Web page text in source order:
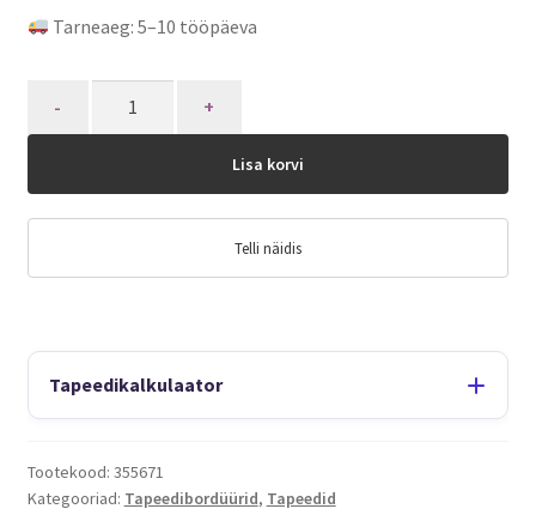
Tarneaeg: 5–10 tööpäeva
Lisa korvi
Telli näidis
Tapeedikalkulaator
Tootekood: 355671
Kategooriad: Tapeedibordüürid, Tapeedid